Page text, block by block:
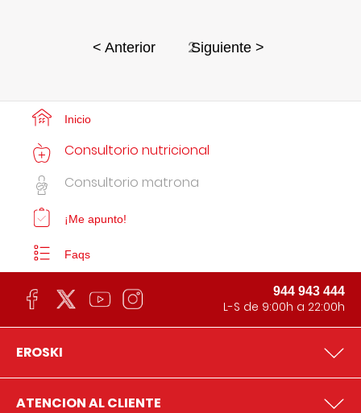
< Anterior 2Siguiente >
Inicio
Consultorio nutricional
Consultorio matrona
¡Me apunto!
Faqs
944 943 444
L-S de 9:00h a 22:00h
EROSKI
ATENCION AL CLIENTE